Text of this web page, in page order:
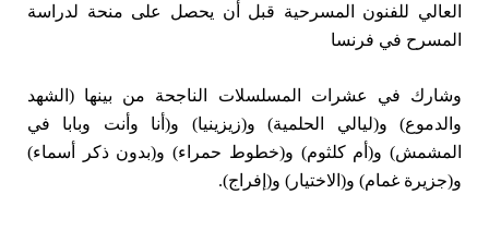
العالي ⁠للفنون المسرحية قبل أن يحصل على منحة لدراسة
المسرح في فرنسا
وشارك في عشرات المسلسلات الناجحة من بينها (الشهد
والدموع) و(ليالي الحلمية) و(زيزينيا) و(أنا وأنت وبابا في
المشمش) و(أم كلثوم) و(خطوط حمراء) و(بدون ذكر أسماء)
و(جزيرة غمام) و(الاختيار) و(إفراج).